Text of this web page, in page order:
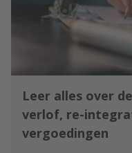
Leer alles over
verlof, re-
vergoedingen